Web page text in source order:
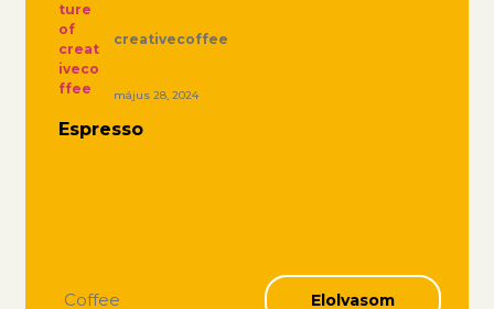
creativecoffee
május 28, 2024
Espresso
Coffee Elolvasom